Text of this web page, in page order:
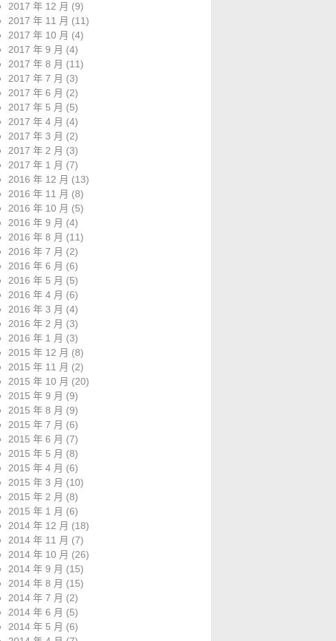
2017 年 12 月 (9)
2017 年 11 月 (11)
2017 年 10 月 (4)
2017 年 9 月 (4)
2017 年 8 月 (11)
2017 年 7 月 (3)
2017 年 6 月 (2)
2017 年 5 月 (5)
2017 年 4 月 (4)
2017 年 3 月 (2)
2017 年 2 月 (3)
2017 年 1 月 (7)
2016 年 12 月 (13)
2016 年 11 月 (8)
2016 年 10 月 (5)
2016 年 9 月 (4)
2016 年 8 月 (11)
2016 年 7 月 (2)
2016 年 6 月 (6)
2016 年 5 月 (5)
2016 年 4 月 (6)
2016 年 3 月 (4)
2016 年 2 月 (3)
2016 年 1 月 (3)
2015 年 12 月 (8)
2015 年 11 月 (2)
2015 年 10 月 (20)
2015 年 9 月 (9)
2015 年 8 月 (9)
2015 年 7 月 (6)
2015 年 6 月 (7)
2015 年 5 月 (8)
2015 年 4 月 (6)
2015 年 3 月 (10)
2015 年 2 月 (8)
2015 年 1 月 (6)
2014 年 12 月 (18)
2014 年 11 月 (7)
2014 年 10 月 (26)
2014 年 9 月 (15)
2014 年 8 月 (15)
2014 年 7 月 (2)
2014 年 6 月 (5)
2014 年 5 月 (6)